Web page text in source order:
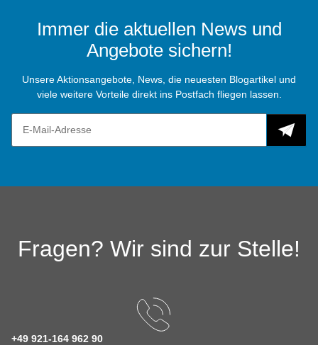
Immer die aktuellen News und
Angebote sichern!
Unsere Aktionsangebote, News, die neuesten Blogartikel und
viele weitere Vorteile direkt ins Postfach fliegen lassen.
Fragen? Wir sind zur Stelle!
+49 921-164 962 90